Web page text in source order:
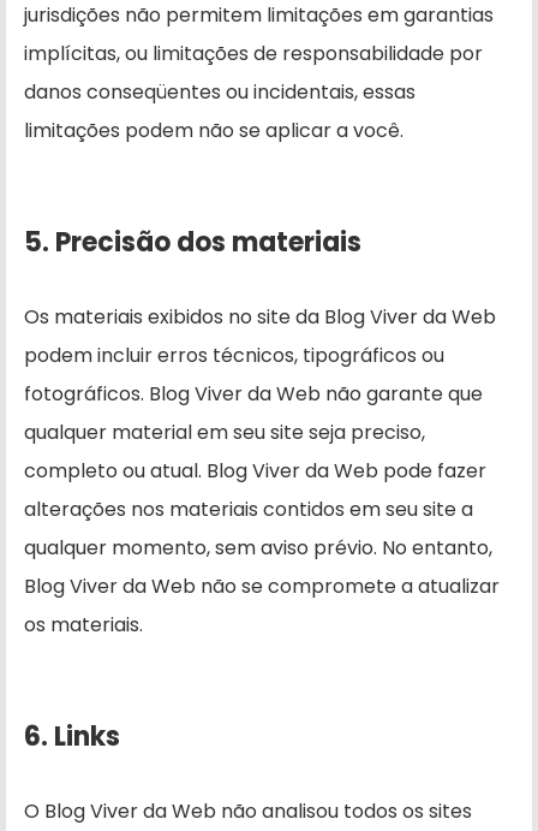
jurisdições não permitem limitações em garantias
implícitas, ou limitações de responsabilidade por
danos conseqüentes ou incidentais, essas
limitações podem não se aplicar a você.
5. Precisão dos materiais
Os materiais exibidos no site da Blog Viver da Web
podem incluir erros técnicos, tipográficos ou
fotográficos. Blog Viver da Web não garante que
qualquer material em seu site seja preciso,
completo ou atual. Blog Viver da Web pode fazer
alterações nos materiais contidos em seu site a
qualquer momento, sem aviso prévio. No entanto,
Blog Viver da Web não se compromete a atualizar
os materiais.
6. Links
O Blog Viver da Web não analisou todos os sites